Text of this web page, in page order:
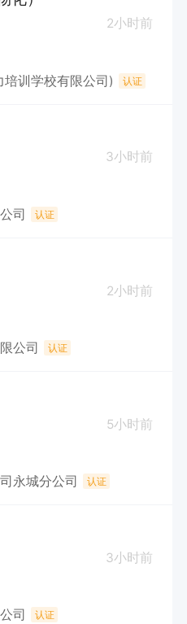
2小时前
训学校有限公司) 认证
3小时前
司 认证
2小时前
公司 认证
5小时前
永城分公司 认证
3小时前
司 认证